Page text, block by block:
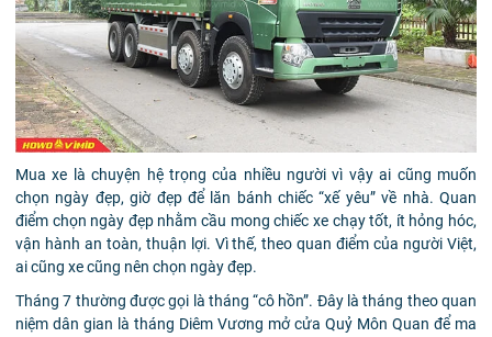
Mua xe là chuyện hệ trọng của nhiều người vì vậy ai cũng muốn
chọn ngày đẹp, giờ đẹp để lăn bánh chiếc “xế yêu” về nhà. Quan
điểm chọn ngày đẹp nhằm cầu mong chiếc xe chạy tốt, ít hỏng hóc,
vận hành an toàn, thuận lợi. Vì thế, theo quan điểm của người Việt,
ai cũng xe cũng nên chọn ngày đẹp.
Tháng 7 thường được gọi là tháng “cô hồn”. Đây là tháng theo quan
niệm dân gian là tháng Diêm Vương mở cửa Quỷ Môn Quan để ma